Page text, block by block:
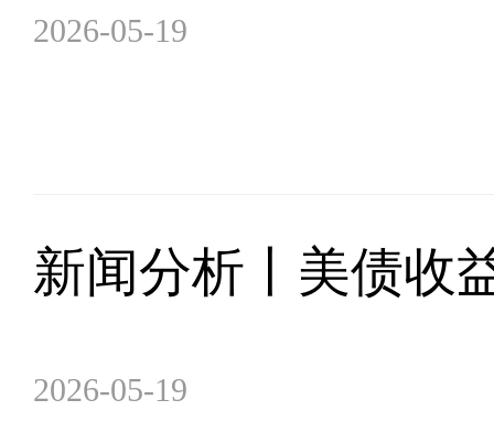
2026-05-19
新闻分析丨美债收
2026-05-19